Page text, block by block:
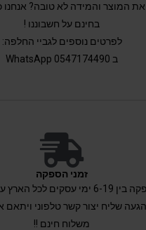
המוצר והמידה לא טובה? אנחנו
בחינם על חשבוננו !
לפרטים נוספים לגביי החלפה:
ב 0547174490 WhatsApp
זמני הספקה
זמן אספקה בין 6-19 ימי עסקים
שליח יצור קשר טלפוני ויתאם
משלוח חינם !!